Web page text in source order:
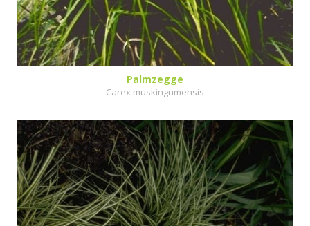
Palmzegge
Carex muskingumensis